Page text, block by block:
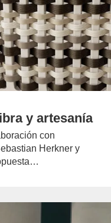
y artesanía
con
Herkner y